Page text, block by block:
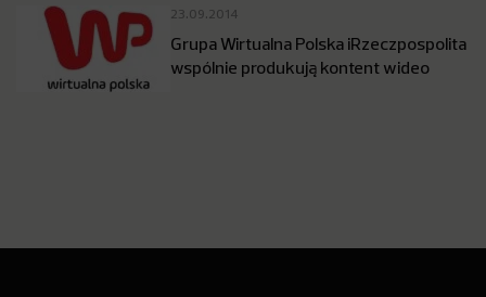
23.09.2014
Grupa Wirtualna Polska iRzeczpospolita
wspólnie produkują kontent wideo